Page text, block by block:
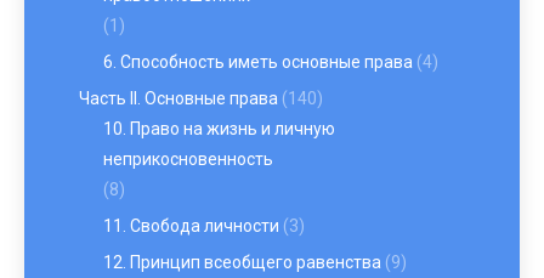
(1)
6. Способность иметь основные права (4)
Часть II. Основные права (140)
10. Право на жизнь и личную
неприкосновенность
(8)
11. Свобода личности (3)
12. Принцип всеобщего равенства (9)